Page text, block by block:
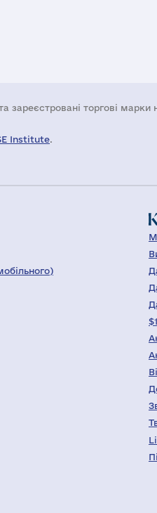
зареєстровані торгові марки
Institute.